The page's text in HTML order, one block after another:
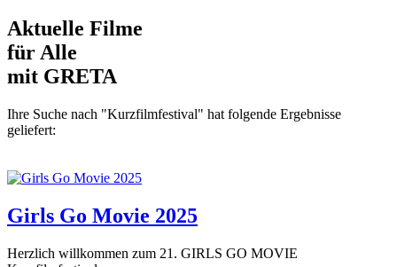
Aktuelle Filme
für Alle
mit GRETA
Ihre Suche nach "Kurzfilmfestival" hat folgende Ergebnisse
geliefert:
Girls Go Movie 2025
Herzlich willkommen zum 21. GIRLS GO MOVIE